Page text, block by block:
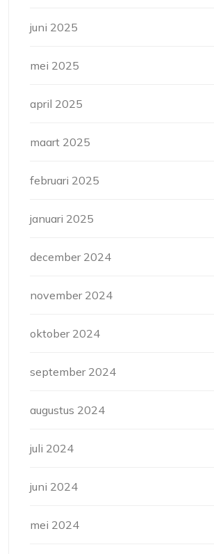
juni 2025
mei 2025
april 2025
maart 2025
februari 2025
januari 2025
december 2024
november 2024
oktober 2024
september 2024
augustus 2024
juli 2024
juni 2024
mei 2024